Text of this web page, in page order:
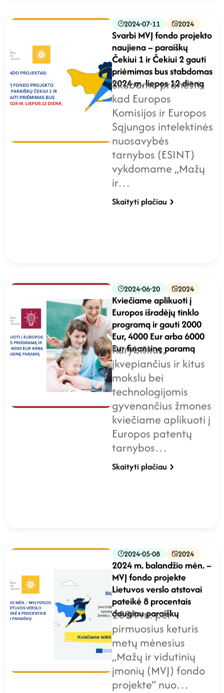
2024-07-11 2024
Svarbi MVĮ fondo projekto
naujiena – paraiškų
Čekiui 1 ir Čekiui 2 gauti
priėmimas bus stabdomas
2024 m. liepos 12 dieną
Skubame pranešti,
kad Europos
Komisijos ir Europos
Sąjungos intelektinės
nuosavybės
tarnybos (ESINT)
vykdomame „Mažų
ir…
Skaityti plačiau
2024-06-20 2024
Kviečiame aplikuoti į
Europos išradėjų tinklo
programą ir gauti 2000
Eur, 4000 Eur arba 6000
Eur finansinę paramą
Kūrybiškus,
įkvepiančius ir kitus
mokslu bei
technologijomis
gyvenančius žmones
kviečiame aplikuoti į
Europos patentų
tarnybos…
Skaityti plačiau
2024-05-08 2024
2024 m. balandžio mėn. –
MVĮ fondo projekte
Lietuvos verslo atstovai
pateikė 8 procentais
daugiau paraiškų
2024 m. per
pirmuosius keturis
metų mėnesius
„Mažų ir vidutinių
įmonių (MVĮ) fondo
projekte“ nuo…